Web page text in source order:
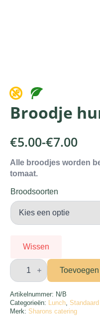
Broodje
€5.00-€7.00
Prijsklasse:
€5.00
tot
€7.00
Alle broodjes worden
tomaat.
Broodsoorten
Wissen
Broodje
hummus
aantal
Artikelnummer: N/B
Categorieën: Lunch,
Merk: Sharons catering